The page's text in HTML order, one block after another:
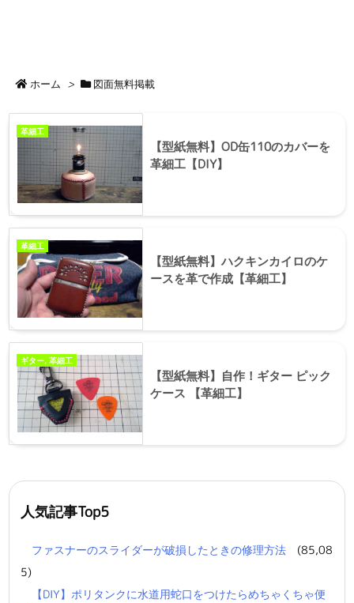
ホーム > 図面無料掲載
【型紙無料】OD缶110のカバーを
革細工【DIY】
革細工
【型紙無料】ハクキンカイロのケ
ースを革で作成【革細工】
革細工
【型紙無料】自作！ギター ピック
ケース 【革細工】
ギター, 革細工
人気記事Top5
ファスナーのスライダーが破損したときの修理方法
(85,08
5)
【DIY】ポリタンクに水道用蛇口をつけたらめちゃくちゃ便